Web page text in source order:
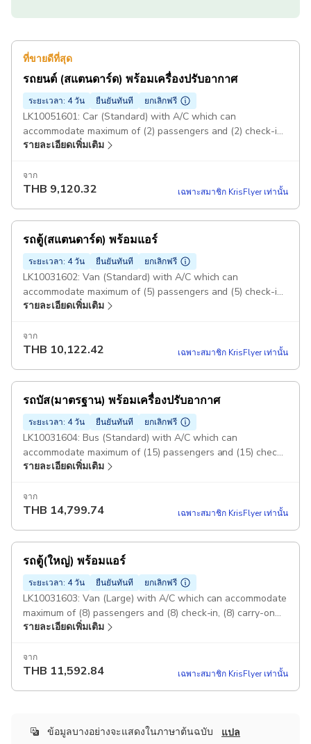
ที่ขายดีที่สุด
รถยนต์ (สแตนดาร์ด) พร้อมเครื่องปรับอากาศ
ระยะเวลา: 4 วัน ยืนยันทันที ยกเลิกฟรี
LK10051601: Car (Standard) with A/C which can
accommodate maximum of (2) passengers and (2) check-in,
(2) carry-on luggage. Pickup included
รายละเอียดเพิ่มเติม
จาก
THB 9,120.32 เฉพาะสมาชิก KrisFlyer เท่านั้น
รถตู้(สแตนดาร์ด) พร้อมแอร์
ระยะเวลา: 4 วัน ยืนยันทันที ยกเลิกฟรี
LK10031602: Van (Standard) with A/C which can
accommodate maximum of (5) passengers and (5) check-in,
(5) carry-on luggage. Pickup included
รายละเอียดเพิ่มเติม
จาก
THB 10,122.42 เฉพาะสมาชิก KrisFlyer เท่านั้น
รถบัส(มาตรฐาน) พร้อมเครื่องปรับอากาศ
ระยะเวลา: 4 วัน ยืนยันทันที ยกเลิกฟรี
LK10031604: Bus (Standard) with A/C which can
accommodate maximum of (15) passengers and (15) check-
in, (15) carry-on luggage. Pickup included
รายละเอียดเพิ่มเติม
จาก
THB 14,799.74 เฉพาะสมาชิก KrisFlyer เท่านั้น
รถตู้(ใหญ่) พร้อมแอร์
ระยะเวลา: 4 วัน ยืนยันทันที ยกเลิกฟรี
LK10031603: Van (Large) with A/C which can accommodate
maximum of (8) passengers and (8) check-in, (8) carry-on
luggage. Pickup included
รายละเอียดเพิ่มเติม
จาก
THB 11,592.84 เฉพาะสมาชิก KrisFlyer เท่านั้น
ข้อมูลบางอย่างจะแสดงในภาษาต้นฉบับ แปล